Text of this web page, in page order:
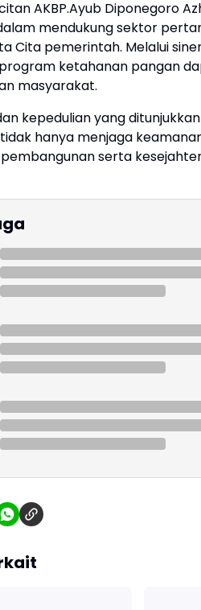
AKBP.Ayub Diponegoro
mendukung sektor
Cita pemerintah. Melalui
ketahanan pangan
masyarakat.
kepedulian yang
hanya menjaga
serta